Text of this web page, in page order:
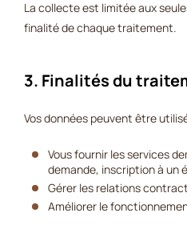
La collecte est limitée aux
finalité de chaque traitement.
3. Finalités du
Vos données peuvent être
Vous fournir les services
demande, inscription à un
Gérer les relations
Améliorer le